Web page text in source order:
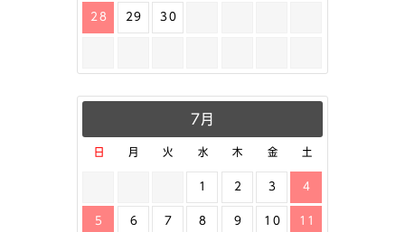
28 29 30
7月
日 月 火 水 木 金 土
1 2 3 4
5 6 7 8 9 10 11